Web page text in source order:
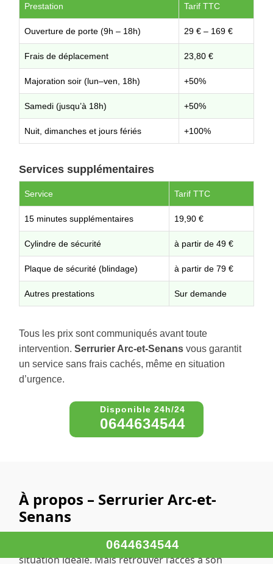
Prestation Tarif TTC
Ouverture de porte (9h – 18h) 29 € – 169 €
Frais de déplacement 23,80 €
Majoration soir (lun–ven, 18h) +50%
Samedi (jusqu’à 18h) +50%
Nuit, dimanches et jours fériés +100%
Services supplémentaires
Service Tarif TTC
15 minutes supplémentaires 19,90 €
Cylindre de sécurité à partir de 49 €
Plaque de sécurité (blindage) à partir de 79 €
Autres prestations Sur demande
Tous les prix sont communiqués avant toute
intervention. Serrurier Arc-et-Senans vous garantit
un service sans frais cachés, même en situation
d’urgence.
0644634544
À propos – Serrurier Arc-et-
Senans
Faire appel à un serrurier n’est jamais une
situation idéale. Mais retrouver l’accès à son
0644634544